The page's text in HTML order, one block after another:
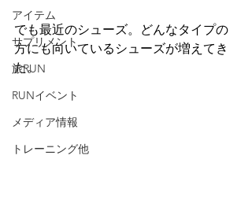
アイテム
サプリメント
旅RUN
RUNイベント
メディア情報
トレーニング他
でも最近のシューズ。どんなタイプの
方にも向いているシューズが増えてき
た。